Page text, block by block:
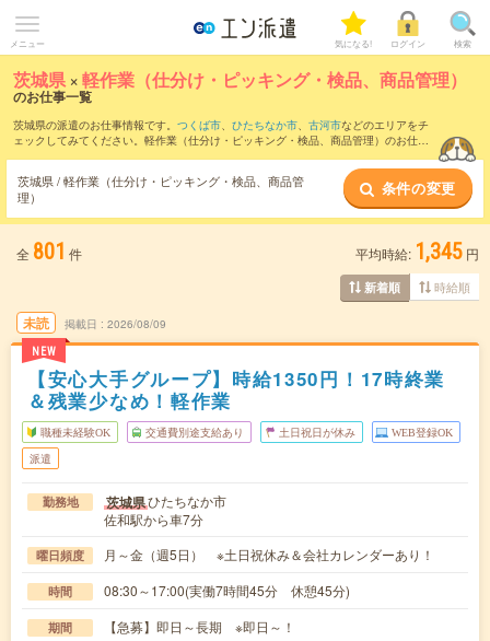
メニュー 気になる! ログイン 検索
茨城県 ×軽作業（仕分け・ピッキング・検品、商品管理）
のお仕事一覧
茨城県の派遣のお仕事情報です。 つくば市、 ひたちなか市、 古河市などのエリアをチ
ェックしてみてください。軽作業（仕分け・ピッキング・検品、商品管理）のお仕事
などのこだわり条件で絞
り込んでいただけます。職種辞典：軽作業（仕分け・ピッキング・検品、商品管理）
のお仕事とは？とは？
茨城県 / 軽作業（仕分け・ピッキング・検品、商品管
理）
条件の変更
全 801 件 平均時給: 1,345 円
新着順 時給順
未読
NEW
掲載日 2026/08/09
【安心大手グループ】時給1350円！17時終業
＆残業少なめ！軽作業
職種未経験OK 交通費別途支給あり 土日祝日が休み WEB登録OK
派遣
勤務地 茨城県ひたちなか市
佐和駅から車7分
曜日頻度 月～金（週5日） ※土日祝休み＆会社カレンダーあり！
時間 08:30～17:00(実働7時間45分 休憩45分)
期間 【急募】即日～長期 ※即日～！